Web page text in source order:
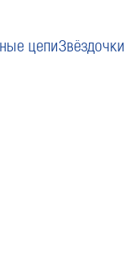
цепиЗвёздочки